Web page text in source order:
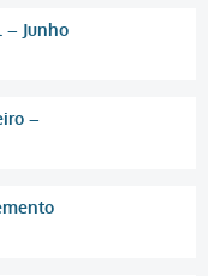
– Junho
–